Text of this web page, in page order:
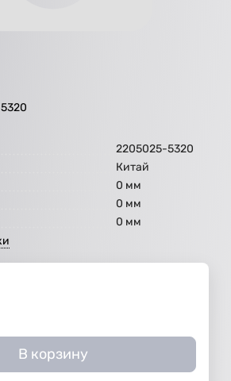
2205025-5320
Китай
0 мм
0 мм
0 мм
В корзину